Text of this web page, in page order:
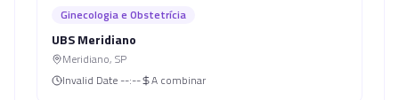
Ginecologia e Obstetrícia
UBS Meridiano
Meridiano, SP
Invalid Date --:-- A combinar